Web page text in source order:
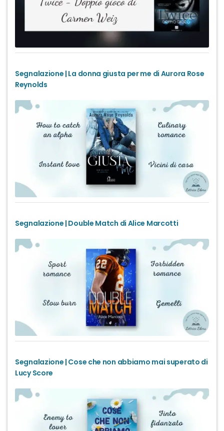
Segnalazione | La donna giusta per me di Aurora Rose
Reynolds
Segnalazione | Double Match di Alice Marcotti
Segnalazione | Cose che non abbiamo mai superato di
Lucy Score